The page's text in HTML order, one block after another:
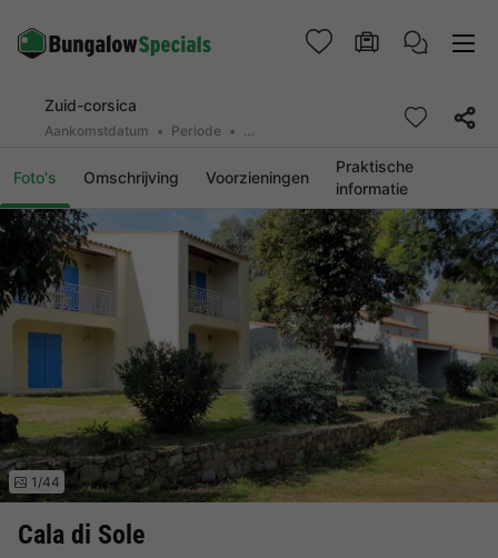
Zuid-corsica
Aankomstdatum Periode 2 personen, 0 huisdier
Foto's Omschrijving Voorzieningen
Praktische
informatie
Cala di Sole
1/44